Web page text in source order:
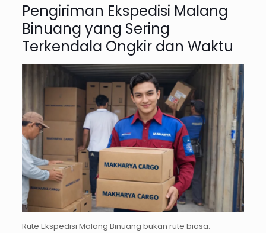
Pengiriman Ekspedisi Malang
Binuang yang Sering
Terkendala Ongkir dan Waktu
Rute Ekspedisi Malang Binuang bukan rute biasa.